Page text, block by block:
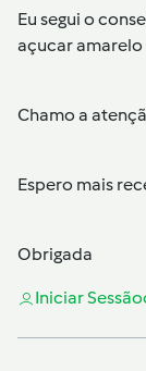
Eu segui o
açucar amarelo
Chamo a
Espero mais
Obrigada
Iniciar Sessão